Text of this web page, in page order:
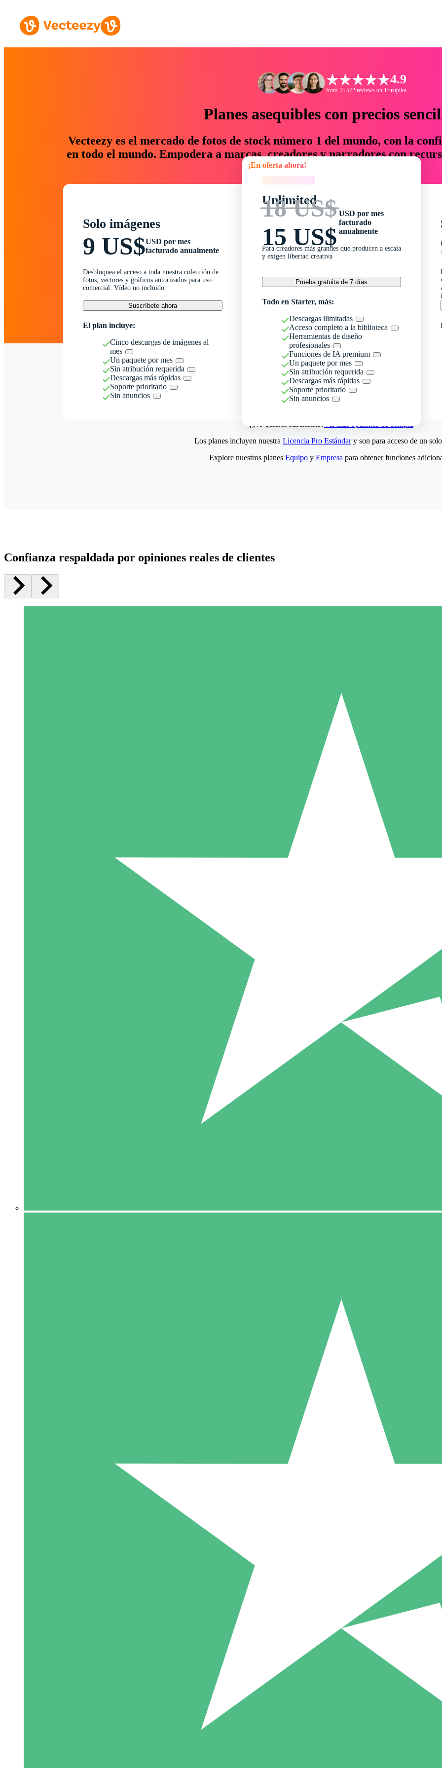
4.9
from 33.572 reviews on Trustpilot
Planes asequibles con precios
Vecteezy es el mercado de fotos de stock número 1 del mundo, con la
en todo el mundo. Empodera a marcas, creadores y narradores con
un 76 % en tiempo y presupuesto.
Solo imágenes
9 US$USD por mes
facturado anualmente
Desbloquea el acceso a toda nuestra colección de
fotos, vectores y gráficos autorizados para uso
comercial. Vídeo no incluido.
Suscríbete ahora
El plan incluye:
Cinco descargas de imágenes al
mes
Un paquete por mes
Sin atribución requerida
Descargas más rápidas
Soporte prioritario
Sin anuncios
¡En oferta ahora!
Unlimited
18 US$
15 US$
USD por mes
facturado
anualmente
Para creadores más grandes que producen a escala
y exigen libertad creativa
Prueba gratuita de 7 días
Todo en Starter, más:
Descargas ilimitadas
Acceso completo a la biblioteca
Herramientas de diseño
profesionales
Funciones de IA premium
Un paquete por mes
Sin atribución requerida
Descargas más rápidas
Soporte prioritario
Sin anuncios
¿No quieres suscribirte?Ver más opciones de compra
5 Descargas
15
Los planes incluyen nuestra Licencia Pro Estándary son para acceso de un
Explore nuestros planes Equipo y Empresa para obtener funciones
Confianza respaldada por opiniones reales de clientes